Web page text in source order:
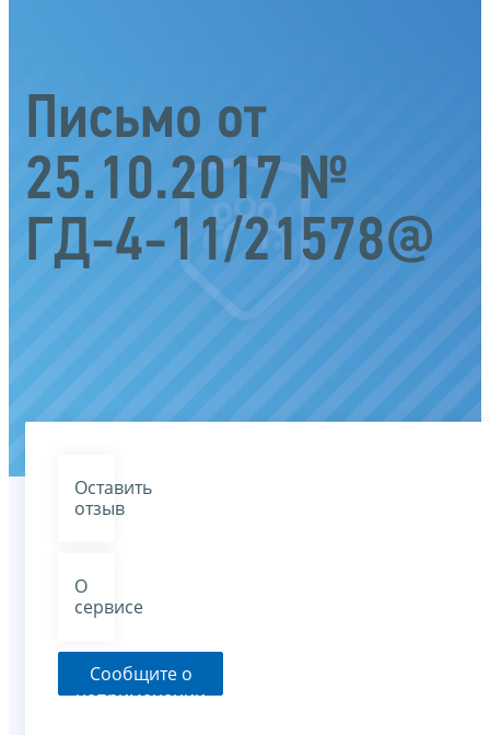
Письмо от
25.10.2017 №
ГД-4-11/21578@
Оставить
отзыв
О
сервисе
Сообщите о
неприменении